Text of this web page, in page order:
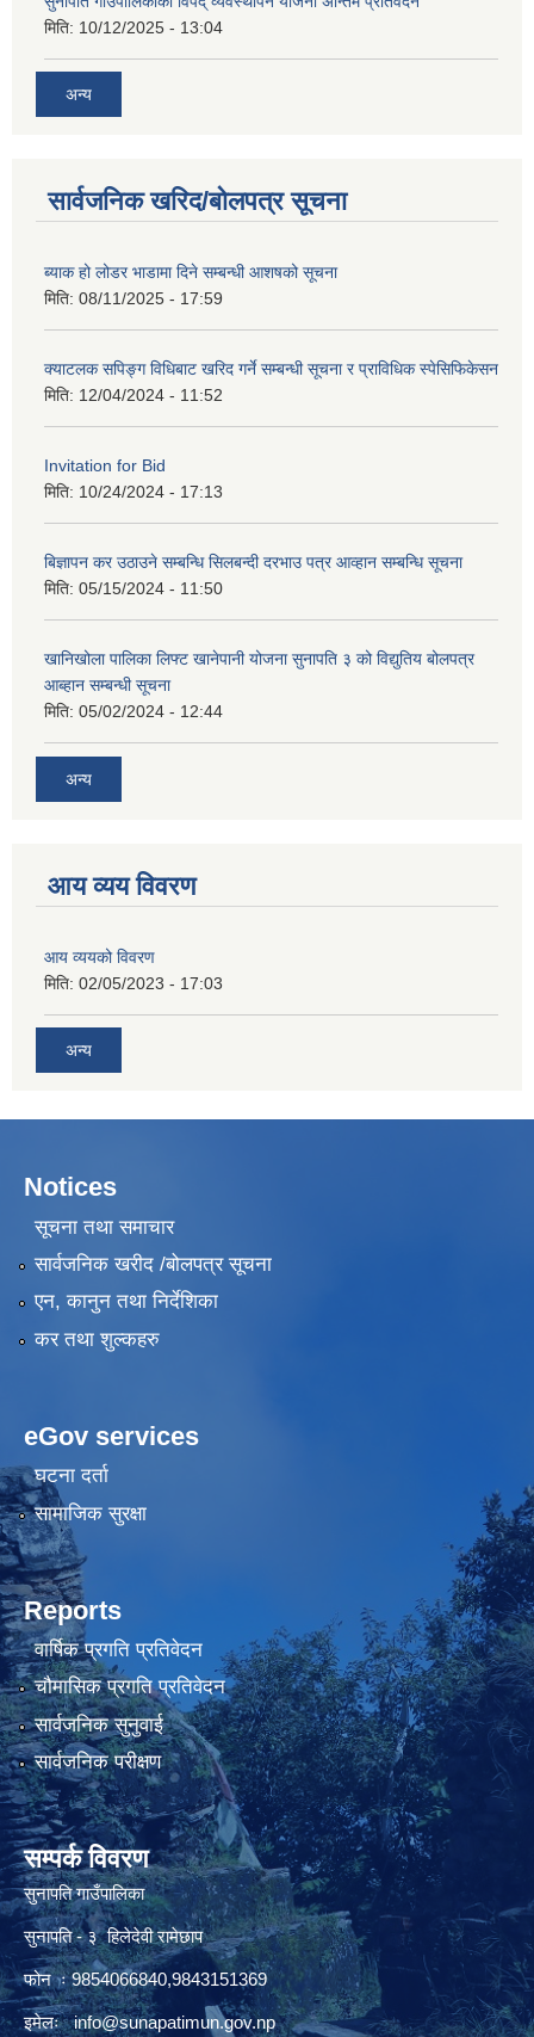
मिति: 10/12/2025 - 13:04
अन्य
सार्वजनिक खरिद/बोलपत्र सूचना
ब्याक हो लोडर भाडामा दिने सम्बन्धी आशषको सूचना
मिति: 08/11/2025 - 17:59
क्याटलक सपिङ्ग विधिबाट खरिद गर्ने सम्बन्धी सूचना र प्राविधिक स्पेसिफिकेसन
मिति: 12/04/2024 - 11:52
Invitation for Bid
मिति: 10/24/2024 - 17:13
बिज्ञापन कर उठाउने सम्बन्धि सिलबन्दी दरभाउ पत्र आव्हान सम्बन्धि सूचना
मिति: 05/15/2024 - 11:50
खानिखोला पालिका लिफ्ट खानेपानी योजना सुनापति ३ को विद्युतिय बोलपत्र
आब्हान सम्बन्धी सूचना
मिति: 05/02/2024 - 12:44
अन्य
आय व्यय विवरण
आय व्ययको विवरण
मिति: 02/05/2023 - 17:03
अन्य
Notices
सूचना तथा समाचार
सार्वजनिक खरीद /बोलपत्र सूचना
एन, कानुन तथा निर्देशिका
कर तथा शुल्कहरु
eGov services
घटना दर्ता
सामाजिक सुरक्षा
Reports
वार्षिक प्रगति प्रतिवेदन
चौमासिक प्रगति प्रतिवेदन
सार्वजनिक सुनुवाई
सार्वजनिक परीक्षण
सम्पर्क विवरण
सुनापति गाउँपालिका
सुनापति - ३ हिलेदेवी रामेछाप
फोन ः 9854066840,9843151369
इमेलः info@sunapatimun.gov.np